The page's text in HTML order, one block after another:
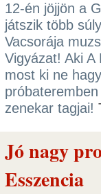
12-én jöjjön a
játszik több
Vacsorája
Vigyázat! Aki
most ki ne
zenekar tagjai!
Jó nagy
Esszencia